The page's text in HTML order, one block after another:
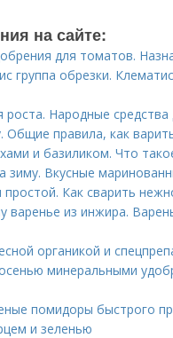
на сайте:
для томатов.
группа обрезки.
Народные
Общие правила, как
и базиликом. Что
зиму. Вкусные
Как сварить
варенье из инжира.
органикой и
минеральными
помидоры быстрого
и зеленью